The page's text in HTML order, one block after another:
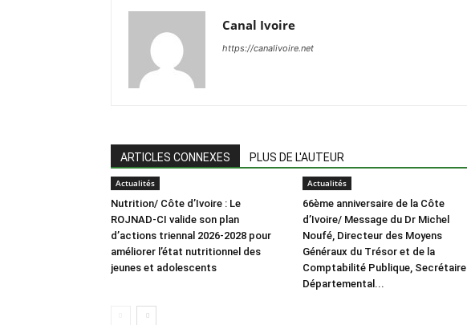
Canal Ivoire
https://canalivoire.net
ARTICLES CONNEXES PLUS DE L'AUTEUR
Actualités
Nutrition/ Côte d’Ivoire : Le
ROJNAD-CI valide son plan
d’actions triennal 2026-2028 pour
améliorer l’état nutritionnel des
jeunes et adolescents
Actualités
66ème anniversaire de la Côte
d’Ivoire/ Message du Dr Michel
Noufé, Directeur des Moyens
Généraux du Trésor et de la
Comptabilité Publique, Secrétaire
Départemental...